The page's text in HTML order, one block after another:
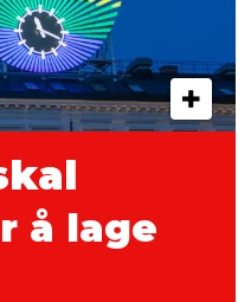
å lage